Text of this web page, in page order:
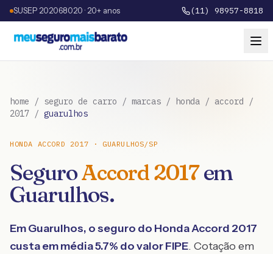
SUSEP 202068020 · 20+ anos (11) 98957-8818
home / seguro de carro / marcas / honda / accord /
2017 / guarulhos
HONDA ACCORD 2017 · GUARULHOS/SP
SeguroAccord2017em
Guarulhos.
EmGuarulhos, o seguro do HondaAccord 2017
custa em média5.7% do valor FIPE. Cotação em